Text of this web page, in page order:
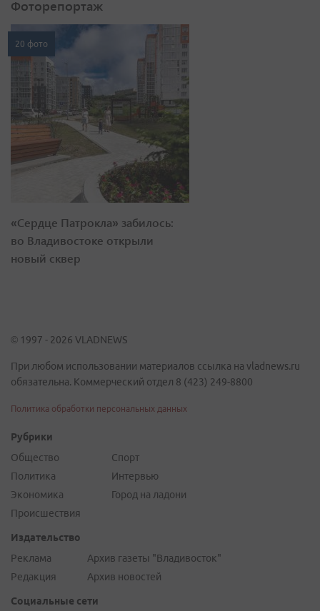
Фоторепортаж
20 фото
«Сердце Патрокла» забилось:
во Владивостоке открыли
новый сквер
© 1997 - 2026 VLADNEWS
При любом использовании материалов ссылка на vladnews.ru
обязательна. Коммерческий отдел 8 (423) 249-8800
Политика обработки персональных данных
Рубрики
Общество
Политика
Экономика
Происшествия
Спорт
Интервью
Город на ладони
Издательство
Реклама
Редакция
Архив газеты "Владивосток"
Архив новостей
Социальные сети